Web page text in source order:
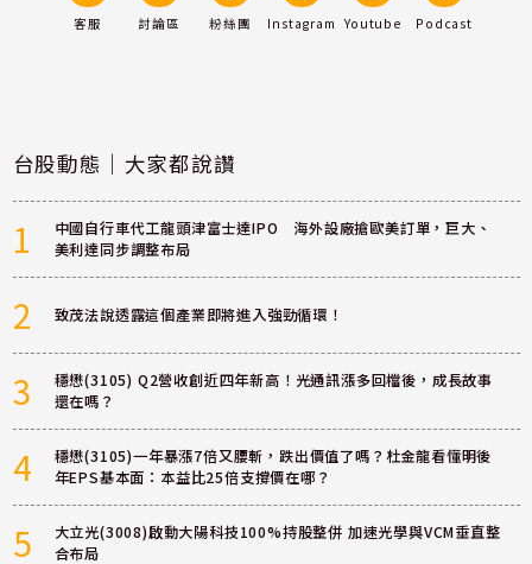
客服 討論區 粉絲團 Instagram Youtube Podcast
台股動態｜大家都說讚
1
中國自行車代工龍頭津富士達IPO 海外設廠搶歐美訂單，巨大、
美利達同步調整布局
2 致茂法說透露這個產業即將進入強勁循環！
3
穩懋(3105) Q2營收創近四年新高！光通訊漲多回檔後，成長故事
還在嗎？
4
穩懋(3105)一年暴漲7倍又腰斬，跌出價值了嗎？杜金龍看懂明後
年EPS基本面：本益比25倍支撐價在哪？
5
大立光(3008)啟動大陽科技100%持股整併 加速光學與VCM垂直整
合布局